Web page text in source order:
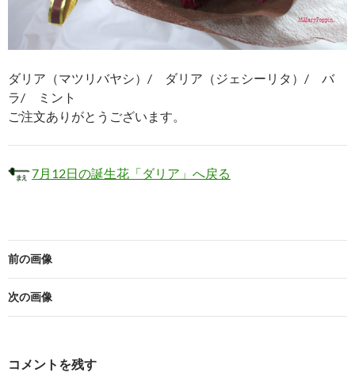
ダリア（マツリバヤシ）/ ダリア（ジェシーリタ）/ バ
ラ/ ミント
ご注文ありがとうございます。
7月12日の誕生花「ダリア」へ戻る
前の画像
次の画像
コメントを残す